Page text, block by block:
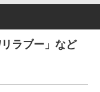
ラブー」など